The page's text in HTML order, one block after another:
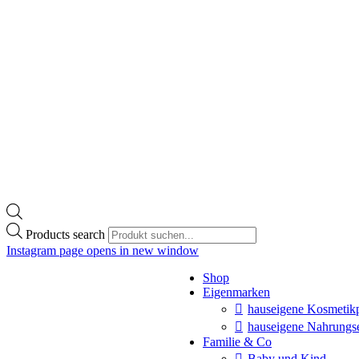
Products search
Instagram page opens in new window
Shop
Eigenmarken
hauseigene
hauseigene
Familie & Co